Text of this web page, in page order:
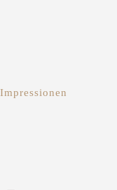
Impressionen